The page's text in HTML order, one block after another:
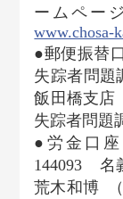
ームペー
www.chosa-
●郵便振替
失踪者問題
飯田橋支
失踪者問題
●労金口
144093 名
荒木和博